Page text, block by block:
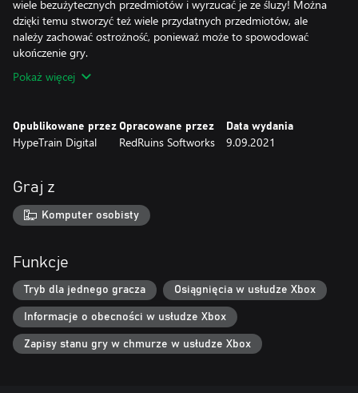
wiele bezużytecznych przedmiotów i wyrzucać je ze śluzy! Można
dzięki temu stworzyć też wiele przydatnych przedmiotów, ale
należy zachować ostrożność, ponieważ może to spowodować
ukończenie gry.
Pokaż więcej
Opublikowane przez
HypeTrain Digital‬
Opracowane przez
RedRuins Softworks
Data wydania
9.09.2021
Graj z
Komputer osobisty
Funkcje
Tryb dla jednego gracza Osiągnięcia w usłudze Xbox
Informacje o obecności w usłudze Xbox
Zapisy stanu gry w chmurze w usłudze Xbox